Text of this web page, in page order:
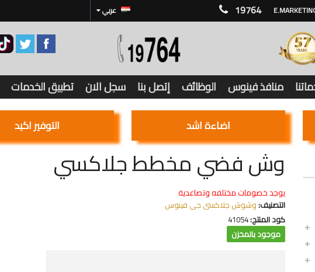
19764 عربي
منافذ فينوس الوظائف إتصل بنا سجل الان تطبيق الخدمات
اضاءة اشد التوفير اكيد
وش فضي مخطط جلاكسي
يوجد خصومات مختلفه وتصاعدية
التصنيف:وشوش جلاكسى جى فينوس
كود المنتج:41054
موجود بالمخزن